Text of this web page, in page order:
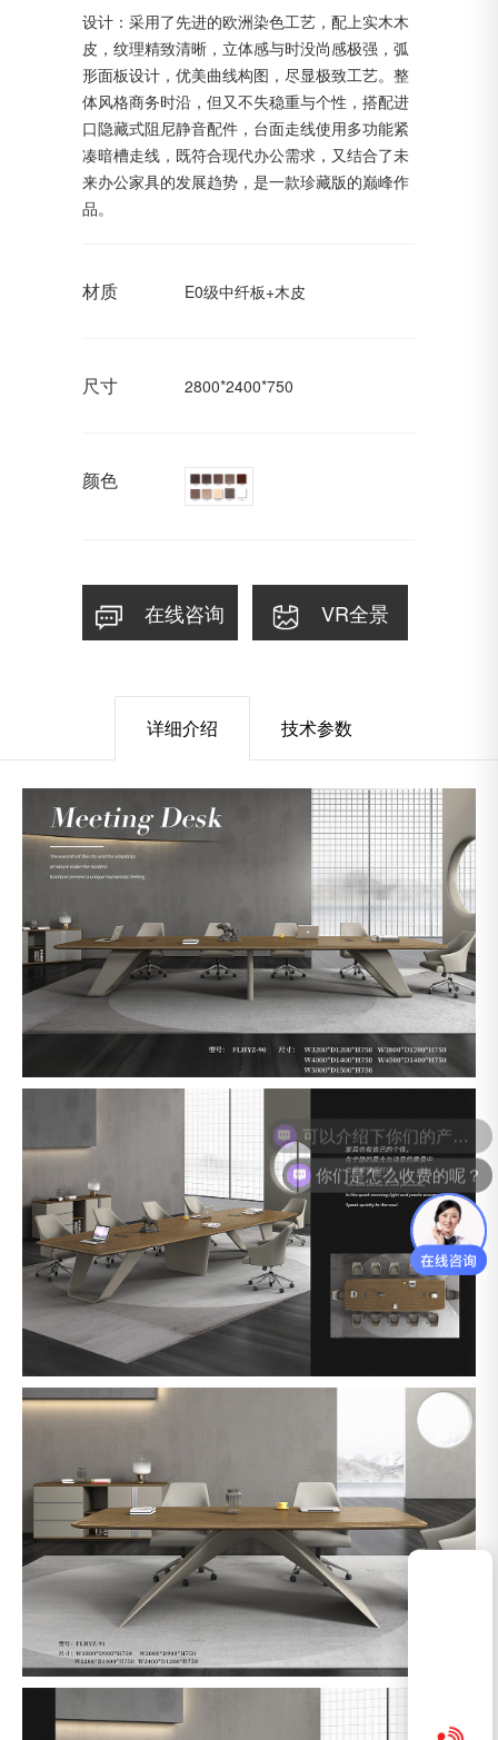
设计：采用了先进的欧洲染色工艺，配上实木木
皮，纹理精致清晰，立体感与时没尚感极强，弧
形面板设计，优美曲线构图，尽显极致工艺。整
体风格商务时沿，但又不失稳重与个性，搭配进
口隐藏式阻尼静音配件，台面走线使用多功能紧
凑暗槽走线，既符合现代办公需求，又结合了未
来办公家具的发展趋势，是一款珍藏版的巅峰作
品。
材质 E0级中纤板+木皮
尺寸 2800*2400*750
颜色
在线咨询 VR全景
详细介绍 技术参数
你们是怎么收费的呢？